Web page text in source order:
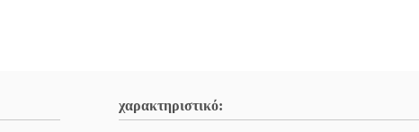
χαρακτηριστικό: